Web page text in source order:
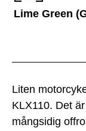
Liten
KLX110. Det
mångsidig
Lime Green